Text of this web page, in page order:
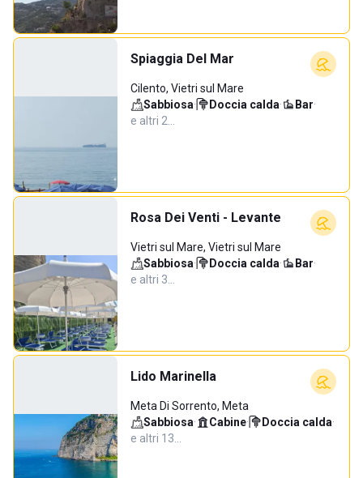
Spiaggia Del Mar
Cilento, Vietri sul Mare
Sabbiosa· Doccia calda· Bar·
e altri 2…
Rosa Dei Venti - Levante
Vietri sul Mare, Vietri sul Mare
Sabbiosa· Doccia calda· Bar·
e altri 3…
Lido Marinella
Meta Di Sorrento, Meta
Sabbiosa· Cabine· Doccia calda·
e altri 13…